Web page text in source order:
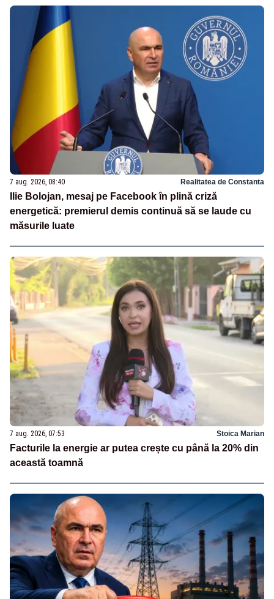
7 aug. 2026, 08:40 Realitatea de Constanta
Ilie Bolojan, mesaj pe Facebook în plină criză
energetică: premierul demis continuă să se laude cu
măsurile luate
7 aug. 2026, 07:53 Stoica Marian
Facturile la energie ar putea crește cu până la 20% din
această toamnă